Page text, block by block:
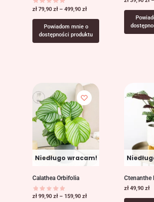
zł 79,90 zł – 499,90 zł
Powiadom mnie o
dostępności produktu
Niedługo wracam!
Calathea Orbifolia
zł 99,90 zł – 159,90 zł
Ctenanthe
zł 49,90 zł